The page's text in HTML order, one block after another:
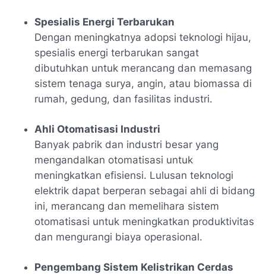
Spesialis Energi Terbarukan
Dengan meningkatnya adopsi teknologi hijau,
spesialis energi terbarukan sangat
dibutuhkan untuk merancang dan memasang
sistem tenaga surya, angin, atau biomassa di
rumah, gedung, dan fasilitas industri.
Ahli Otomatisasi Industri
Banyak pabrik dan industri besar yang
mengandalkan otomatisasi untuk
meningkatkan efisiensi. Lulusan teknologi
elektrik dapat berperan sebagai ahli di bidang
ini, merancang dan memelihara sistem
otomatisasi untuk meningkatkan produktivitas
dan mengurangi biaya operasional.
Pengembang Sistem Kelistrikan Cerdas